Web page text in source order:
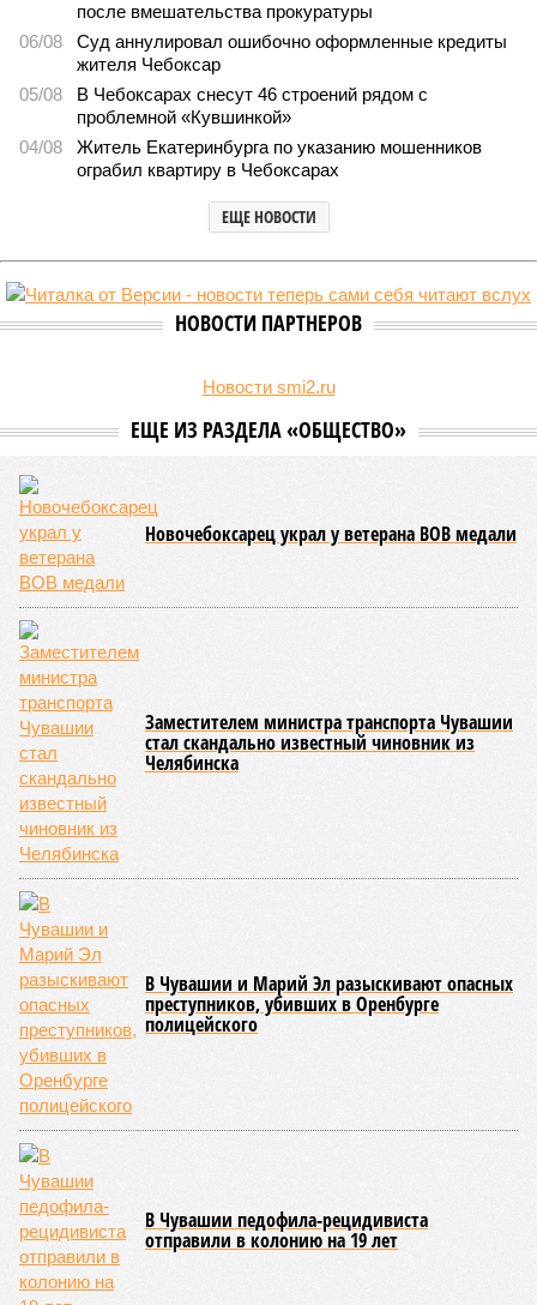
Роспотребнадзор после проверки отстранил от работы 20
сотрудников детских лагерей
Роспотребнадзор после проверки отстранил от работы 20 сотрудников
Руководитель Управления Роспотребнадзора по Чувашской
Республике Татьяна Гермонова принимала участие в заседании
Межведомственной комиссии, занимающейся вопросами
организации детского отдыха и оздоровления в регионе. В
рамках встречи участники рассматривали текущее состояние
летней оздоровительной кампании 2026 года и промежуточные
итоги её проведения.
Управлением Роспотребнадзора по Республике Татарстан
были обобщены
мероприятий в детских оздоровительных лагерях. В
нынешнем сезоне функционирует 299 таких учреждений,
причём 14 из них относятся к загородному типу. Сотрудники
ведомства осуществили 105 выездных проверок и
профилактических визитов, что позволило охватить
проверочными действиями значительную долю лагерей. По
итогам проведённых мероприятий различные нарушения
были зафиксированы в 33 учреждениях. В адрес
администраций этих объектов были вынесены
предписания, обязывающие устранить выявленные
недостатки.
Среди наиболее часто встречающихся нарушений
оказались следующие: ненадлежащее содержание
территории и несоблюдение санитарно-гигиенических норм
на ней; нарушения в процессе организации питания детей и
при обеспечении питьевого режима; а также
несвоевременное или неполное проведение медицинских
осмотров сотрудников лагерей.